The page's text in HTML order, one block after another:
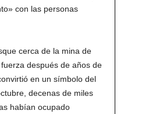
con las personas
cerca de la mina de
después de años de
en un símbolo del
decenas de miles
habían ocupado